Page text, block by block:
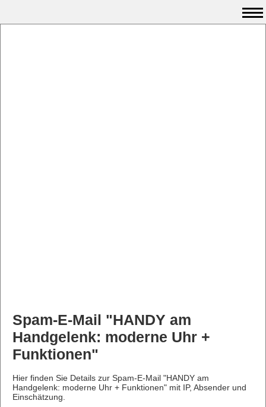
Spam-E-Mail "HANDY am
Handgelenk: moderne Uhr +
Funktionen"
Hier finden Sie Details zur Spam-E-Mail "HANDY am
Handgelenk: moderne Uhr + Funktionen" mit IP, Absender und
Einschätzung.